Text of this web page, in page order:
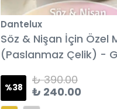
Dantelux
Söz & Nişan İçin Özel
(Paslanmaz Çelik) -
%38
₺ 390.00
₺ 240.00